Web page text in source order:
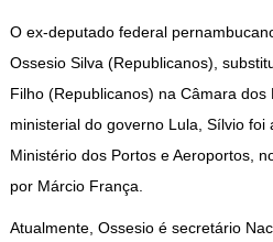
O ex-deputado federal
Ossesio Silva (Republicanos),
Filho (Republicanos) na Câmara
ministerial do governo Lula, Sílvio
Ministério dos Portos e Aeroportos,
por Márcio França.
Atualmente, Ossesio é secretário